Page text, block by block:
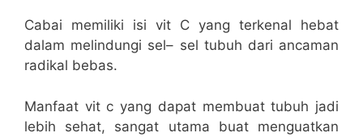
Cabai memiliki isi vit C yang terkenal hebat
dalam melindungi sel– sel tubuh dari ancaman
radikal bebas.
Manfaat vit c yang dapat membuat tubuh jadi
lebih sehat, sangat utama buat menguatkan